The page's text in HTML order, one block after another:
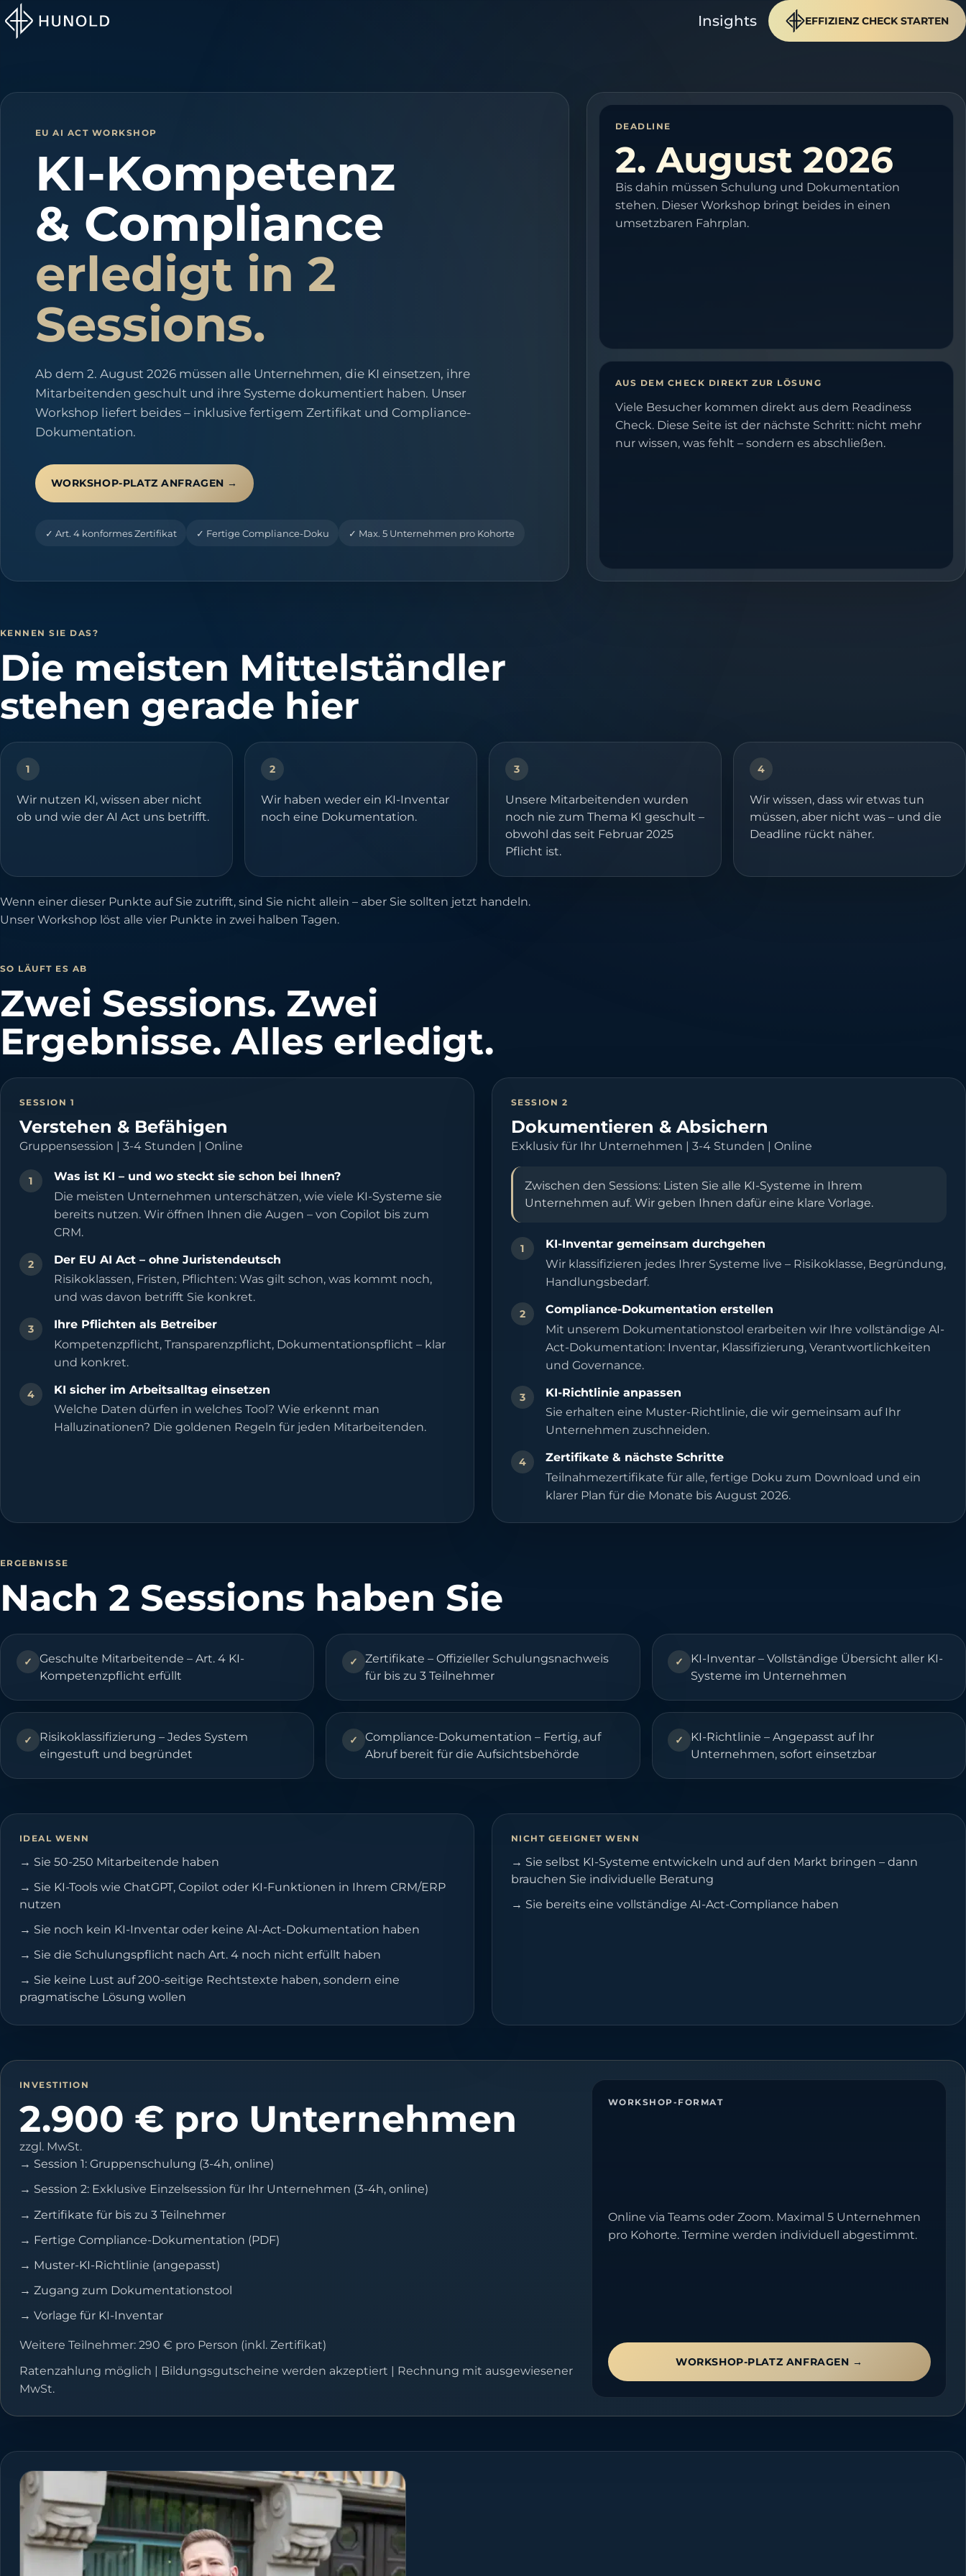
Insights EFFIZIENZ CHECK STARTEN
EU AI ACT WORKSHOP
KI-Kompetenz
& Compliance
erledigt in 2
Sessions.
Ab dem 2. August 2026 müssen alle Unternehmen, die KI einsetzen, ihre
Mitarbeitenden geschult und ihre Systeme dokumentiert haben. Unser
Workshop liefert beides – inklusive fertigem Zertifikat und Compliance-
Dokumentation.
WORKSHOP-PLATZ ANFRAGEN →
✓ Art. 4 konformes Zertifikat ✓ Fertige Compliance-Doku ✓ Max. 5 Unternehmen pro Kohorte
DEADLINE
2. August 2026
Bis dahin müssen Schulung und Dokumentation
stehen. Dieser Workshop bringt beides in einen
umsetzbaren Fahrplan.
AUS DEM CHECK DIREKT ZUR LÖSUNG
Viele Besucher kommen direkt aus dem Readiness
Check. Diese Seite ist der nächste Schritt: nicht mehr
nur wissen, was fehlt – sondern es abschließen.
KENNEN SIE DAS?
Die meisten Mittelständler
stehen gerade hier
1
Wir nutzen KI, wissen aber nicht
ob und wie der AI Act uns betrifft.
2
Wir haben weder ein KI-Inventar
noch eine Dokumentation.
3
Unsere Mitarbeitenden wurden
noch nie zum Thema KI geschult –
obwohl das seit Februar 2025
Pflicht ist.
4
Wir wissen, dass wir etwas tun
müssen, aber nicht was – und die
Deadline rückt näher.
Wenn einer dieser Punkte auf Sie zutrifft, sind Sie nicht allein – aber Sie sollten jetzt handeln.
Unser Workshop löst alle vier Punkte in zwei halben Tagen.
SO LÄUFT ES AB
Zwei Sessions. Zwei
Ergebnisse. Alles erledigt.
SESSION 1
Verstehen & Befähigen
Gruppensession | 3-4 Stunden | Online
1
Was ist KI – und wo steckt sie schon bei Ihnen?
Die meisten Unternehmen unterschätzen, wie viele KI-Systeme sie
bereits nutzen. Wir öffnen Ihnen die Augen – von Copilot bis zum
CRM.
2
Der EU AI Act – ohne Juristendeutsch
Risikoklassen, Fristen, Pflichten: Was gilt schon, was kommt noch,
und was davon betrifft Sie konkret.
3
Ihre Pflichten als Betreiber
Kompetenzpflicht, Transparenzpflicht, Dokumentationspflicht – klar
und konkret.
4
KI sicher im Arbeitsalltag einsetzen
Welche Daten dürfen in welches Tool? Wie erkennt man
Halluzinationen? Die goldenen Regeln für jeden Mitarbeitenden.
SESSION 2
Dokumentieren & Absichern
Exklusiv für Ihr Unternehmen | 3-4 Stunden | Online
Zwischen den Sessions: Listen Sie alle KI-Systeme in Ihrem
Unternehmen auf. Wir geben Ihnen dafür eine klare Vorlage.
1
KI-Inventar gemeinsam durchgehen
Wir klassifizieren jedes Ihrer Systeme live – Risikoklasse, Begründung,
Handlungsbedarf.
2
Compliance-Dokumentation erstellen
Mit unserem Dokumentationstool erarbeiten wir Ihre vollständige AI-
Act-Dokumentation: Inventar, Klassifizierung, Verantwortlichkeiten
und Governance.
3
KI-Richtlinie anpassen
Sie erhalten eine Muster-Richtlinie, die wir gemeinsam auf Ihr
Unternehmen zuschneiden.
4
Zertifikate & nächste Schritte
Teilnahmezertifikate für alle, fertige Doku zum Download und ein
klarer Plan für die Monate bis August 2026.
ERGEBNISSE
Nach 2 Sessions haben Sie
✓
Geschulte Mitarbeitende – Art. 4 KI-
Kompetenzpflicht erfüllt
✓
Zertifikate – Offizieller Schulungsnachweis
für bis zu 3 Teilnehmer
✓
KI-Inventar – Vollständige Übersicht aller KI-
Systeme im Unternehmen
✓
Risikoklassifizierung – Jedes System
eingestuft und begründet
✓
Compliance-Dokumentation – Fertig, auf
Abruf bereit für die Aufsichtsbehörde
✓
KI-Richtlinie – Angepasst auf Ihr
Unternehmen, sofort einsetzbar
IDEAL WENN
→ Sie 50-250 Mitarbeitende haben
→ Sie KI-Tools wie ChatGPT, Copilot oder KI-Funktionen in Ihrem CRM/ERP
nutzen
→ Sie noch kein KI-Inventar oder keine AI-Act-Dokumentation haben
→ Sie die Schulungspflicht nach Art. 4 noch nicht erfüllt haben
→ Sie keine Lust auf 200-seitige Rechtstexte haben, sondern eine
pragmatische Lösung wollen
NICHT GEEIGNET WENN
→ Sie selbst KI-Systeme entwickeln und auf den Markt bringen – dann
brauchen Sie individuelle Beratung
→ Sie bereits eine vollständige AI-Act-Compliance haben
INVESTITION
2.900 € pro Unternehmen
zzgl. MwSt.
→ Session 1: Gruppenschulung (3-4h, online)
→ Session 2: Exklusive Einzelsession für Ihr Unternehmen (3-4h, online)
→ Zertifikate für bis zu 3 Teilnehmer
→ Fertige Compliance-Dokumentation (PDF)
→ Muster-KI-Richtlinie (angepasst)
→ Zugang zum Dokumentationstool
→ Vorlage für KI-Inventar
Weitere Teilnehmer: 290 € pro Person (inkl. Zertifikat)
Ratenzahlung möglich | Bildungsgutscheine werden akzeptiert | Rechnung mit ausgewiesener
MwSt.
WORKSHOP-FORMAT
Online via Teams oder Zoom. Maximal 5 Unternehmen
pro Kohorte. Termine werden individuell abgestimmt.
WORKSHOP-PLATZ ANFRAGEN →